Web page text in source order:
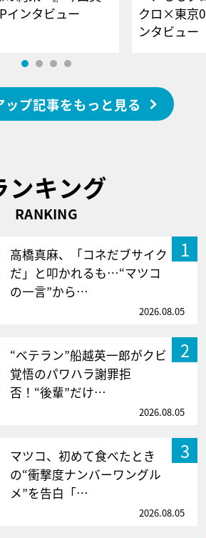
インタビュー
クロ×東京
ンタビュー
ップ記事をもっと見る
ンキング
RANKING
1
高橋真麻、「コネだブサイク
だ」と叩かれるも…“マツコ
の一言”から…
2026.08.05
2
“ベテラン”船越英一郎がクビ
覚悟のパワハラ謝罪拒
否！“後輩”だけ…
2026.08.05
3
マツコ、初めて食べたとき
の“衝撃度ナンバーワングル
メ”を告白「…
2026.08.05